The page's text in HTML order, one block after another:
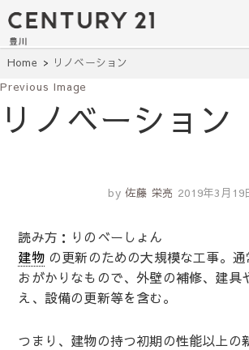
豊田市の中古
住宅・土地・
リノベ物件探
し｜センチュ
リー21豊川
建て・土地探しはセンチュリー21豊
川へ。豊田市内の最新物件情報を随
時更新中！駅近、建築条件無し、ペ
ット可、学区別など、お客様のこだ
単検索。
Home リノベーション
Previous Image
リノベーション
by 佐藤 栄亮 2019年3月19
読み方：りのべーしょん
建物の更新のための大規模な工事。通
おがかりなもので、外壁の補修、建具
え、設備の更新等を含む。
つまり、建物の持つ初期の性能以上の